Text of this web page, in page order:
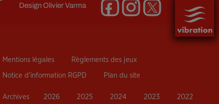
DesignOlivier Varma
Mentions légales Règlements des jeux
Notice d’information RGPD Plan du site
Archives 2026 2025 2024 2023 2022